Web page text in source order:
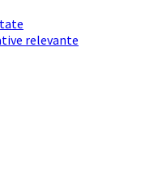
relevante